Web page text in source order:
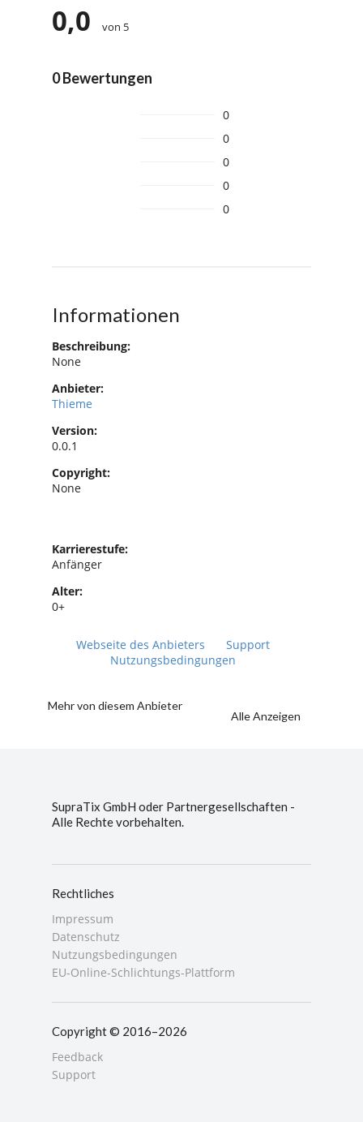
0,0 von 5
0 Bewertungen
0
0
0
0
0
Informationen
Beschreibung:
None
Anbieter:
Thieme
Version:
0.0.1
Copyright:
None
Karrierestufe:
Anfänger
Alter:
0+
Webseite des Anbieters
Support
Nutzungsbedingungen
Mehr von diesem Anbieter
Alle Anzeigen
SupraTix GmbH oder Partnergesellschaften -
Alle Rechte vorbehalten.
Rechtliches
Impressum
Datenschutz
Nutzungsbedingungen
EU-Online-Schlichtungs-Plattform
Copyright © 2016–2026
Feedback
Support